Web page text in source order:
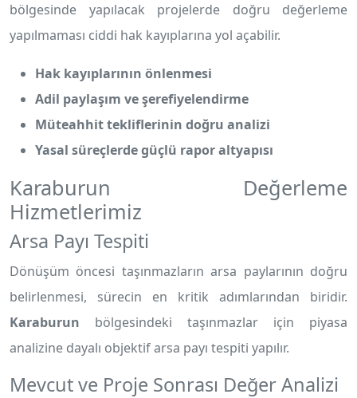
bölgesinde yapılacak projelerde doğru değerleme
yapılmaması ciddi hak kayıplarına yol açabilir.
Hak kayıplarının önlenmesi
Adil paylaşım ve şerefiyelendirme
Müteahhit tekliflerinin doğru analizi
Yasal süreçlerde güçlü rapor altyapısı
Karaburun Değerleme
Hizmetlerimiz
Arsa Payı Tespiti
Dönüşüm öncesi taşınmazların arsa paylarının doğru
belirlenmesi, sürecin en kritik adımlarından biridir.
Karaburun bölgesindeki taşınmazlar için piyasa
analizine dayalı objektif arsa payı tespiti yapılır.
Mevcut ve Proje Sonrası Değer Analizi